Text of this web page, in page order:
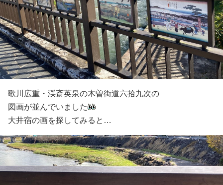
歌川広重・渓斎英泉の木曽街道六拾九次の
図画が並んでいました
大井宿の画を探してみると…